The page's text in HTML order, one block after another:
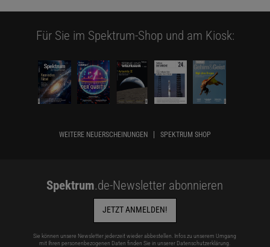
Für Sie im Spektrum-Shop und am Kiosk:
WEITERE NEUERSCHEINUNGEN SPEKTRUM SHOP
Spektrum.de-Newsletter abonnieren
JETZT ANMELDEN!
Sie können unsere Newsletter jederzeit wieder abbestellen. Infos zu unserem Umgang
mit Ihren personenbezogenen Daten finden Sie in unserer Datenschutzerklärung